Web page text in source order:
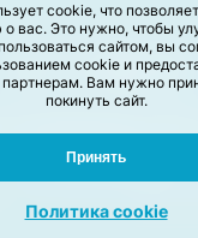
cookie, что
вас. Это нужно, чтобы
сайтом, вы
cookie и
Вам нужно
покинуть сайт.
Принять
Политика cookie
акций и скидок на товары
Задать вопрос
Social production 2020 –